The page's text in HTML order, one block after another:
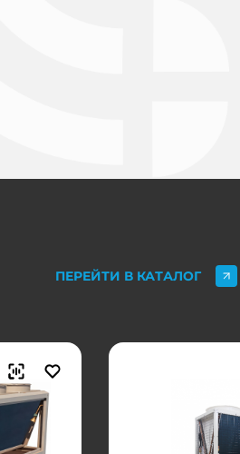
ПЕРЕЙТИ В КАТАЛОГ